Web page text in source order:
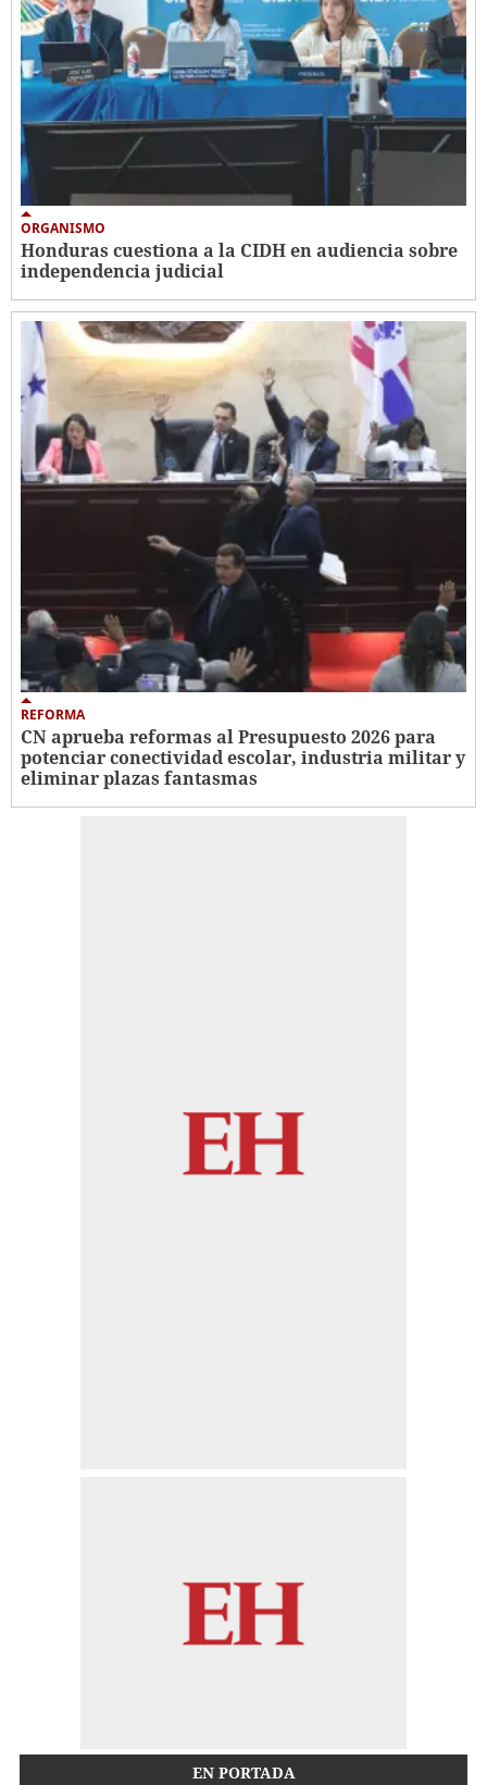
ORGANISMO
Honduras cuestiona a la CIDH en audiencia sobre
independencia judicial
REFORMA
CN aprueba reformas al Presupuesto 2026 para
potenciar conectividad escolar, industria militar y
eliminar plazas fantasmas
EN PORTADA